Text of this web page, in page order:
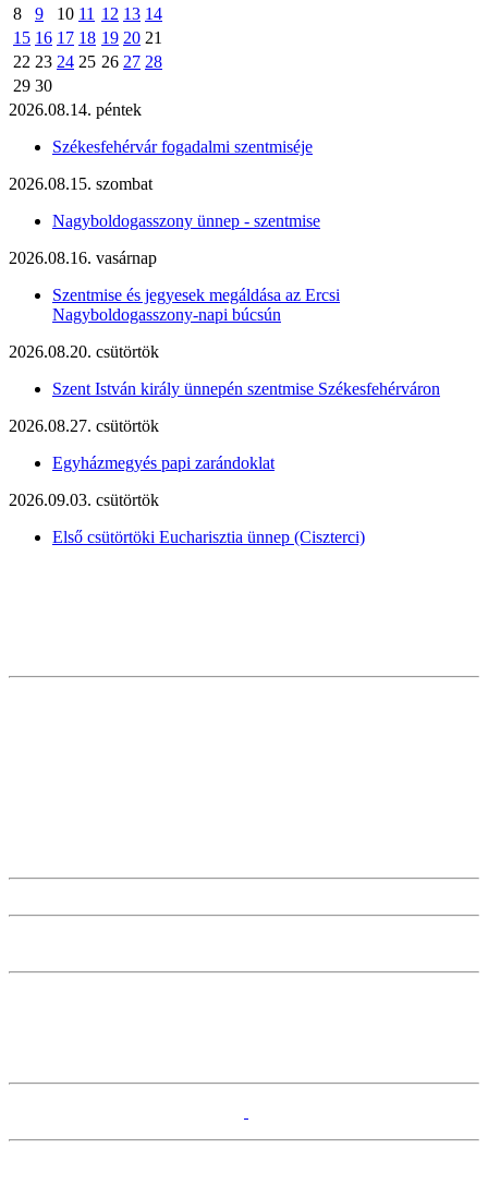
8
9 10 11 12 13 14
15 16 17 18 19 20 21
22 23 24 25 26 27 28
29 30
2026.08.14. péntek
Székesfehérvár fogadalmi szentmiséje
2026.08.15. szombat
Nagyboldogasszony ünnep - szentmise
2026.08.16. vasárnap
Szentmise és jegyesek megáldása az Ercsi
Nagyboldogasszony-napi búcsún
2026.08.20. csütörtök
Szent István király ünnepén szentmise Székesfehérváron
2026.08.27. csütörtök
Egyházmegyés papi zarándoklat
2026.09.03. csütörtök
Első csütörtöki Eucharisztia ünnep (Ciszterci)